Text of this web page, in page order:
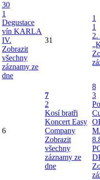
30
1
Degustace
vín KARLA
IV.
Zobrazit
všechny
záznamy ze
dne
31
1
1
2.
6
7
2
Kosí bratři
Koncert Easy
Company
Zobrazit
všechny
záznamy ze
dne
8
3